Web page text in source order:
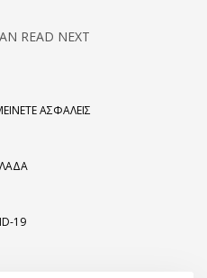
READ NEXT
ΑΣΦΑΛΕΊΣ
19